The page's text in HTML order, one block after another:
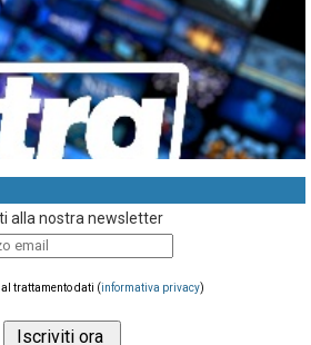
alla nostra newsletter
trattamento dati (informativa privacy)